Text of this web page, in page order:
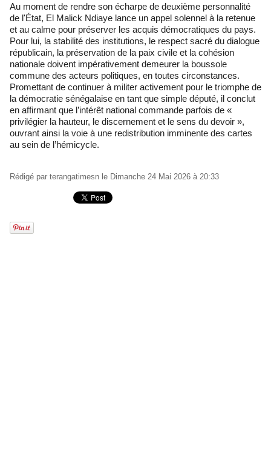
Au moment de rendre son écharpe de deuxième personnalité
de l'État, El Malick Ndiaye lance un appel solennel à la retenue
et au calme pour préserver les acquis démocratiques du pays.
Pour lui, la stabilité des institutions, le respect sacré du dialogue
républicain, la préservation de la paix civile et la cohésion
nationale doivent impérativement demeurer la boussole
commune des acteurs politiques, en toutes circonstances.
Promettant de continuer à militer activement pour le triomphe de
la démocratie sénégalaise en tant que simple député, il conclut
en affirmant que l’intérêt national commande parfois de «
privilégier la hauteur, le discernement et le sens du devoir »,
ouvrant ainsi la voie à une redistribution imminente des cartes
au sein de l’hémicycle.
Rédigé par terangatimesn le Dimanche 24 Mai 2026 à 20:33